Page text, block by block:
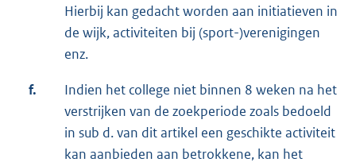
Hierbij kan gedacht worden aan initiatieven in
de wijk, activiteiten bij (sport-)verenigingen
enz.
f.
Indien het college niet binnen 8 weken na het
verstrijken van de zoekperiode zoals bedoeld
in sub d. van dit artikel een geschikte activiteit
kan aanbieden aan betrokkene, kan het